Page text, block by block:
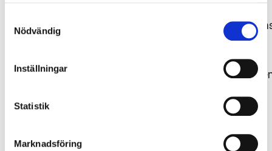
Nödvändig
Inställningar
Statistik
Marknadsföring
fotografens/
företagets